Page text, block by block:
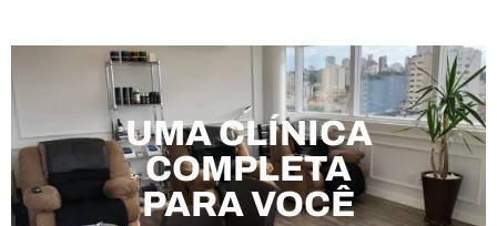
UMA CLÍNICA
COMPLETA
PARA VOCÊ